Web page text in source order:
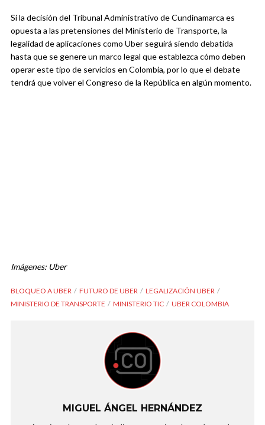
Si la decisión del Tribunal Administrativo de Cundinamarca es
opuesta a las pretensiones del Ministerio de Transporte, la
legalidad de aplicaciones como Uber seguirá siendo debatida
hasta que se genere un marco legal que establezca cómo deben
operar este tipo de servicios en Colombia, por lo que el debate
tendrá que volver el Congreso de la República en algún momento.
Imágenes: Uber
BLOQUEO A UBER FUTURO DE UBER
LEGALIZACIÓN UBER
MINISTERIO DE TRANSPORTE
MINISTERIO TIC UBER COLOMBIA
MIGUEL ÁNGEL HERNÁNDEZ